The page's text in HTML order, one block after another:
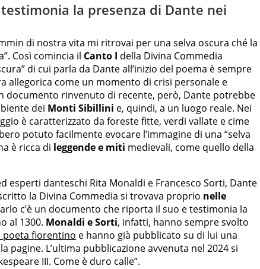
la presenza di Dante nei
di nostra vita mi ritrovai per una selva oscura ché la
Così comincia il Canto I della Divina Commedia
di cui parla da Dante all’inizio del poema è sempre
allegorica come un momento di crisi personale e
documento rinvenuto di recente, però, Dante potrebbe
dei Monti Sibillini e, quindi, a un luogo reale. Nei
è caratterizzato da foreste fitte, verdi vallate e cime
potuto facilmente evocare l’immagine di una “selva
è ricca di leggende e miti medievali, come quello della
esperti danteschi Rita Monaldi e Francesco Sorti, Dante
la Divina Commedia si trovava proprio nelle
c’è un documento che riporta il suo e testimonia la
al 1300. Monaldi e Sorti, infatti, hanno sempre svolto
fiorentino e hanno già pubblicato su di lui una
pagine. L’ultima pubblicazione avvenuta nel 2024 si
III. Come è duro calle”.